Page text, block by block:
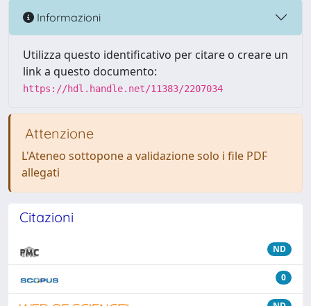
Informazioni
Utilizza questo identificativo per citare o creare un
link a questo documento:
https://hdl.handle.net/11383/2207034
Attenzione
L'Ateneo sottopone a validazione solo i file PDF
allegati
Citazioni
ND
0